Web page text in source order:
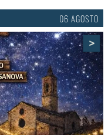
03 AGOSTO
>